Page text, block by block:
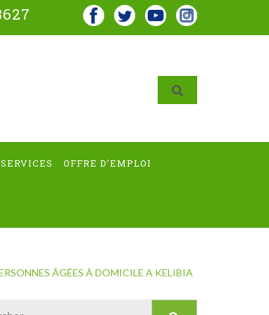
OFFRE D’EMPLOI
ÂGÉES À DOMICILE A KELIBIA
Rechercher :